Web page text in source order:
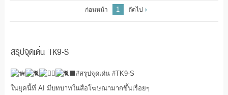
แจ้งชำระเงิน
ก่อนหน้า 1 ถัดไป
สรุปจุดเด่น TK9-S
#สรุปจุดเด่น #TK9-S
ในยุคนี้ที่ AI มีบทบาทในสื่อโฆษณามากขึ้นเรื่อยๆ